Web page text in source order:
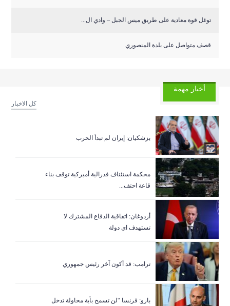
توغل قوة معادية على طريق ميس الجبل – وادي ال...
قصف متواصل على بلدة المنصوري
أخبار مهمة
كل الاخبار
بزشكيان: إيران لم تبدأ الحرب
‏محكمة استئناف فدرالية أميركية توقف بناء
قاعة احتف...
أردوغان: اتفاقية الدفاع المشترك لا
تستهدف اي دولة
ترامب: قد أكون آخر رئيس جمهوري
بارو: فرنسا “لن تسمح بأية محاولة تدخل